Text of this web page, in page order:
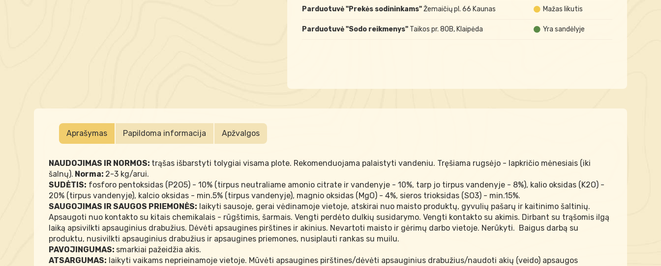
Parduotuvė "Prekės sodininkams"Žemaičių pl. 66 Kaunas Mažas likutis
Parduotuvė "Sodo reikmenys" Taikos pr. 80B, Klaipėda Yra sandėlyje
Aprašymas Papildoma informacija Apžvalgos
NAUDOJIMAS IR NORMOS: trąšas išbarstyti tolygiai visama plote. Rekomenduojama palaistyti vandeniu. Tręšiama rugsėjo - lapkričio mėnesiais (iki
šalnų). Norma: 2-3 kg/arui.
SUDĖTIS: fosforo pentoksidas (P2O5) - 10% (tirpus neutraliame amonio citrate ir vandenyje - 10%, tarp jo tirpus vandenyje - 8%), kalio oksidas (K2O) -
20% (tirpus vandenyje), kalcio oksidas - min.5% (tirpus vandenyje), magnio oksidas (MgO) - 4%, sieros trioksidas (SO3) - min.15%.
SAUGOJIMAS IR SAUGOS PRIEMONĖS: laikyti sausoje, gerai vėdinamoje vietoje, atskirai nuo maisto produktų, gyvulių pašarų ir kaitinimo šaltinių.
Apsaugoti nuo kontakto su kitais chemikalais - rūgštimis, šarmais. Vengti perdėto dulkių susidarymo. Vengti kontakto su akimis. Dirbant su trąšomis ilgą
laiką apsivilkti apsauginius drabužius. Dėvėti apsaugines pirštines ir akinius. Nevartoti maisto ir gėrimų darbo vietoje. Nerūkyti. Baigus darbą su
produktu, nusivilkti apsauginius drabužius ir apsaugines priemones, nusiplauti rankas su muilu.
PAVOJINGUMAS: smarkiai pažeidžia akis.
ATSARGUMAS: laikyti vaikams neprieinamoje vietoje. Mūvėti apsaugines pirštines/dėvėti apsauginius drabužius/naudoti akių (veido) apsaugos